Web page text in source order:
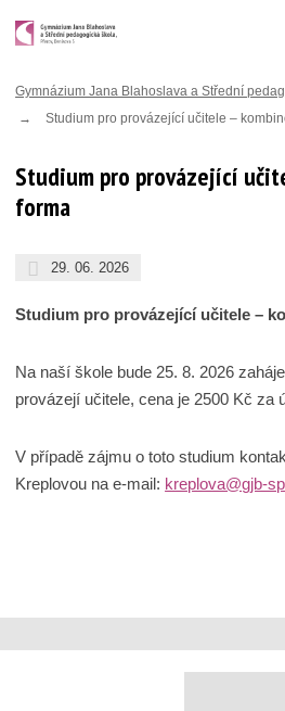
Gymnázium Jana Blahoslava a Střední
Studium pro provázející učitele –
Studium pro provázející
forma
29. 06. 2026
Studium pro provázející učitele –
Na naší škole bude 25. 8. 2026
provázejí učitele, cena je 2500 Kč za
V případě zájmu o toto studium
Kreplovou na e-mail: kreplova@gjb-